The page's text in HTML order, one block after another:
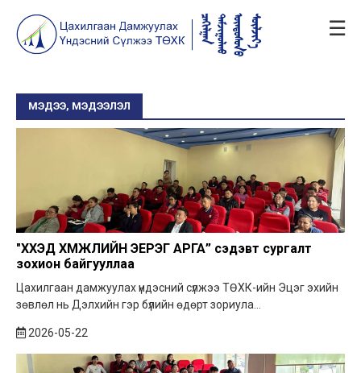
☰
МЭДЭЭ, МЭДЭЭЛЭЛ
"ХҮҮХЭД ХҮМҮҮЖЛИЙН ЭЕРЭГ АРГА” сэдэвт сургалт
зохион байгууллаа
Цахилгаан дамжуулах үндэсний сүлжээ ТӨХК-ийн Эцэг эхийн
зөвлөл нь Дэлхийн гэр бүлийн өдөрт зориула...
2026-05-22